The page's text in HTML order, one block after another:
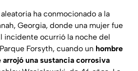
ha conmocionado a la
Georgia, donde una mujer fue
incidente ocurrió la noche del
Forsyth, cuando un hombre
una sustancia corrosiva